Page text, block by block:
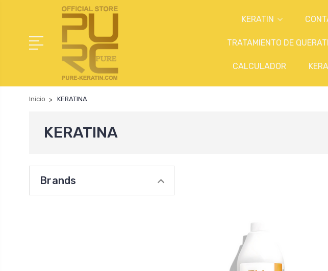
KERATIN
TRATAMIENTO DE
CALCULADOR
Inicio KERATINA
KERATINA
Brands